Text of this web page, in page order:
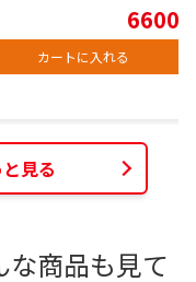
6600
カートに入れる
見る
な商品も見て